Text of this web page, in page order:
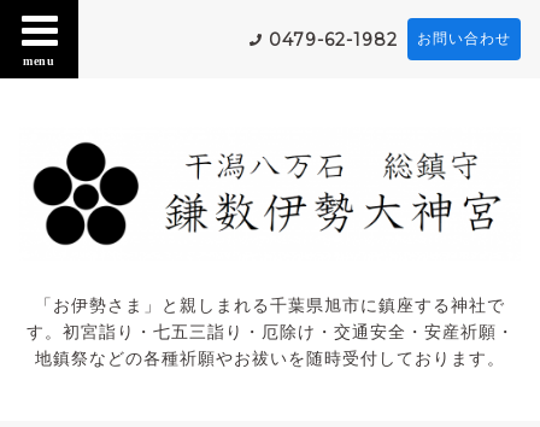
menu
0479-62-1982 お問い合わせ
「お伊勢さま」と親しまれる千葉県旭市に鎮座する神社で
す。初宮詣り・七五三詣り・厄除け・交通安全・安産祈願・
地鎮祭などの各種祈願やお祓いを随時受付しております。